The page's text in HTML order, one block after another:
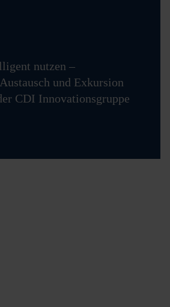
nutzen –
und Exkursion
CDI Innovationsgruppe